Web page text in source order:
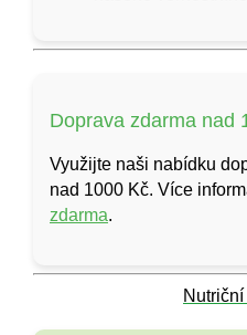
Doprava zdarma nad
Využijte naši nabídku
nad 1000 Kč. Více
zdarma.